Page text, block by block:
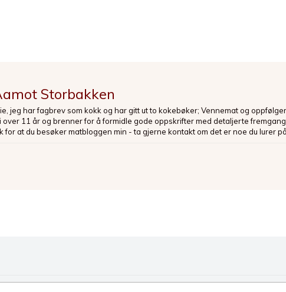
Storbakken
jeg har fagbrev som kokk og har gitt ut to kokebøker; Vennemat og
over 11 år og brenner for å formidle gode oppskrifter med detaljerte
for at du besøker matbloggen min - ta gjerne kontakt om det er noe du lurer